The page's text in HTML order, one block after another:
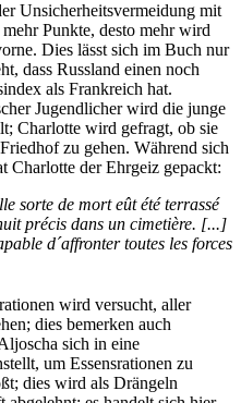
Unsicherheitsvermeidung mit
Punkte, desto mehr wird
Dies lässt sich im Buch nur
dass Russland einen noch
als Frankreich hat.
Jugendlicher wird die junge
Charlotte wird gefragt, ob sie
zu gehen. Während sich
Charlotte der Ehrgeiz gepackt:
sorte de mort eût été terrassé
précis dans un cimetière. [...]
d´affronter toutes les forces
wird versucht, aller
dies bemerken auch
sich in eine
um Essensrationen zu
dies wird als Drängeln